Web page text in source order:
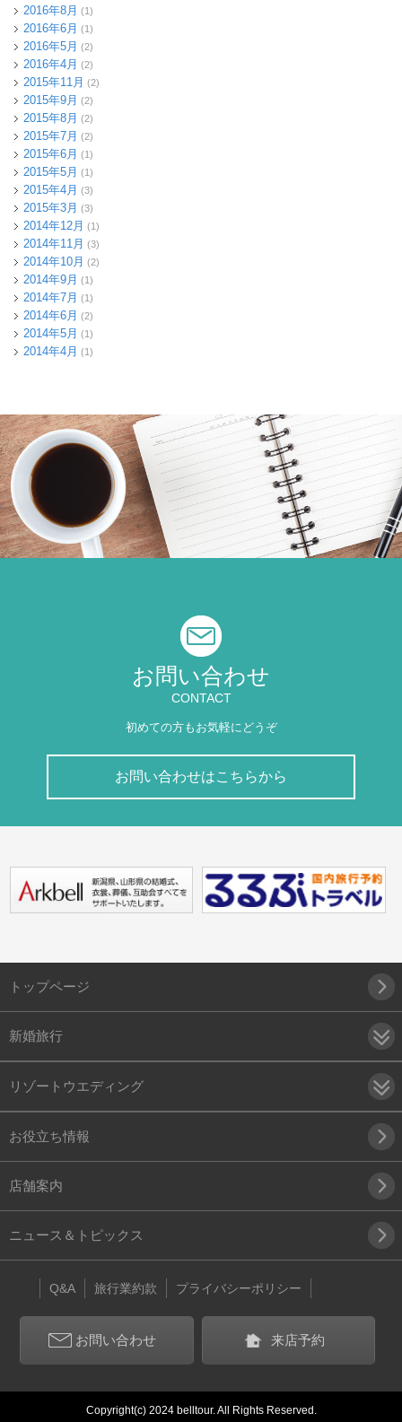
2016年8月 (1)
2016年6月 (1)
2016年5月 (2)
2016年4月 (2)
2015年11月 (2)
2015年9月 (2)
2015年8月 (2)
2015年7月 (2)
2015年6月 (1)
2015年5月 (1)
2015年4月 (3)
2015年3月 (3)
2014年12月 (1)
2014年11月 (3)
2014年10月 (2)
2014年9月 (1)
2014年7月 (1)
2014年6月 (2)
2014年5月 (1)
2014年4月 (1)
お問い合わせ
CONTACT
初めての方もお気軽にどうぞ
お問い合わせはこちらから
トップページ
新婚旅行
リゾートウエディング
お役立ち情報
店舗案内
ニュース＆トピックス
Q&A 旅行業約款 プライバシーポリシー
お問い合わせ 来店予約
Copyright(c) 2024 belltour. All Rights Reserved.